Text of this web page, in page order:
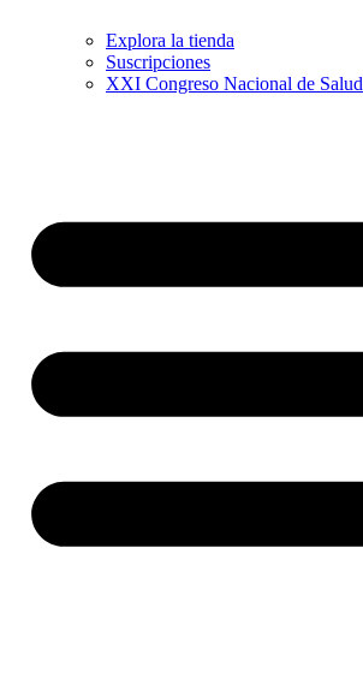
Explora la tienda
Suscripciones
XXI Congreso Nacional de Salud